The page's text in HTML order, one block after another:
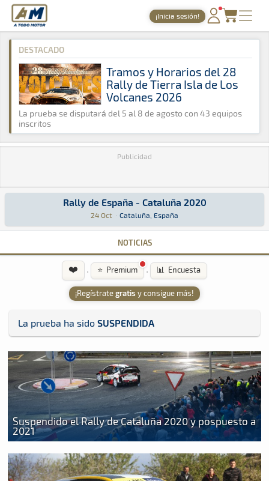
A Todo Motor · Revista del motor desde 1999
¡Inicia sesión!
PORTADA
TIEMPOS ONLINE
NOTICIAS
AGENDA
GALERÍAS
A Todo Motor » Agenda » 2020 » Octubre
DESTACADO
Tramos y Horarios del 28
Rally de Tierra Isla de Los
Volcanes 2026
La prueba se disputará del 5 al 8 de agosto con 43 equipos
inscritos
Publicidad
Rally de España - Cataluña 2020
Rally de España - Cataluña 2020
24 Oct · Cataluña, España
Rally · Rally de España - Cataluña 2020: Aquí podrás encontrar
Cataluña, España
NOTICIAS
❤️ · ⭐ Premium · 📊 Encuesta
¡Regístrategratis y consigue más!
La prueba ha sido SUSPENDIDA
Suspendido el Rally de Cataluña 2020 y pospuesto a
2021